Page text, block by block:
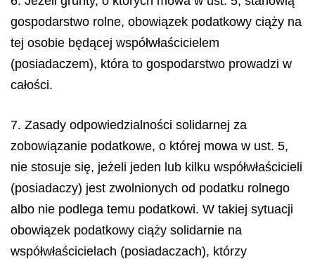
gospodarstwo rolne, obowiązek podatkowy ciąży na
tej osobie będącej współwłaścicielem
(posiadaczem), która to gospodarstwo prowadzi w
całości.
7. Zasady odpowiedzialności solidarnej za
zobowiązanie podatkowe, o której mowa w ust. 5,
nie stosuje się, jeżeli jeden lub kilku współwłaścicieli
(posiadaczy) jest zwolnionych od podatku rolnego
albo nie podlega temu podatkowi. W takiej sytuacji
obowiązek podatkowy ciąży solidarnie na
współwłaścicielach (posiadaczach), którzy